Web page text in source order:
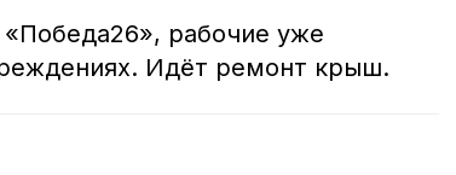
рабочие уже
Идёт ремонт крыш.